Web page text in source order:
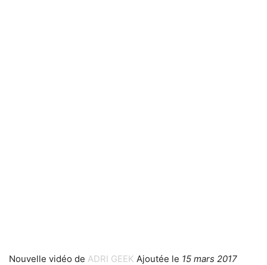
Nouvelle vidéo de ADRI GEEK Ajoutée le 15 mars 2017